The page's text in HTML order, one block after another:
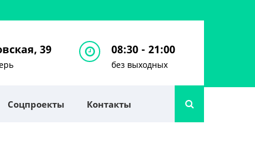
39 08:30 - 21:00
без выходных
Соцпроекты Контакты